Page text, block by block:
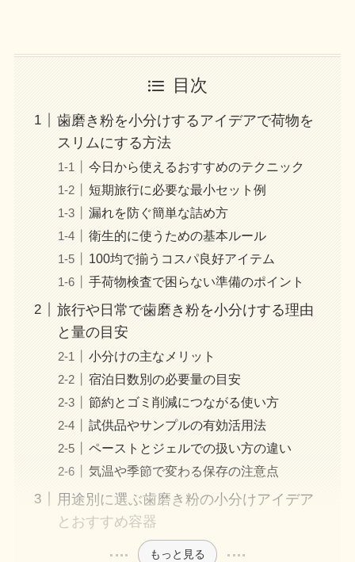
目次
歯磨き粉を小分けするアイデアで荷物を
スリムにする方法
今日から使えるおすすめのテクニック
短期旅行に必要な最小セット例
漏れを防ぐ簡単な詰め方
衛生的に使うための基本ルール
100均で揃うコスパ良好アイテム
手荷物検査で困らない準備のポイント
旅行や日常で歯磨き粉を小分けする理由
と量の目安
小分けの主なメリット
宿泊日数別の必要量の目安
節約とゴミ削減につながる使い方
試供品やサンプルの有効活用法
ペーストとジェルでの扱い方の違い
気温や季節で変わる保存の注意点
用途別に選ぶ歯磨き粉の小分けアイデア
とおすすめ容器
もっと見る